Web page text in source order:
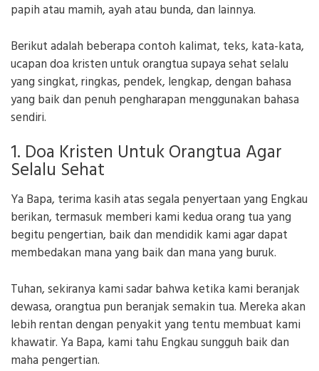
papih atau mamih, ayah atau bunda, dan lainnya.
Berikut adalah beberapa contoh kalimat, teks, kata-kata,
ucapan doa kristen untuk orangtua supaya sehat selalu
yang singkat, ringkas, pendek, lengkap, dengan bahasa
yang baik dan penuh pengharapan menggunakan bahasa
sendiri.
1. Doa Kristen Untuk Orangtua Agar
Selalu Sehat
Ya Bapa, terima kasih atas segala penyertaan yang Engkau
berikan, termasuk memberi kami kedua orang tua yang
begitu pengertian, baik dan mendidik kami agar dapat
membedakan mana yang baik dan mana yang buruk.
Tuhan, sekiranya kami sadar bahwa ketika kami beranjak
dewasa, orangtua pun beranjak semakin tua. Mereka akan
lebih rentan dengan penyakit yang tentu membuat kami
khawatir. Ya Bapa, kami tahu Engkau sungguh baik dan
maha pengertian.